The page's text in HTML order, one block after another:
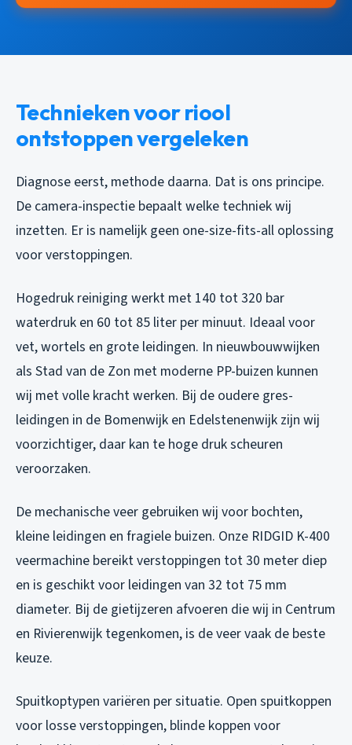
Technieken voor riool
ontstoppen vergeleken
Diagnose eerst, methode daarna. Dat is ons principe.
De camera-inspectie bepaalt welke techniek wij
inzetten. Er is namelijk geen one-size-fits-all oplossing
voor verstoppingen.
Hogedruk reiniging werkt met 140 tot 320 bar
waterdruk en 60 tot 85 liter per minuut. Ideaal voor
vet, wortels en grote leidingen. In nieuwbouwwijken
als Stad van de Zon met moderne PP-buizen kunnen
wij met volle kracht werken. Bij de oudere gres-
leidingen in de Bomenwijk en Edelstenenwijk zijn wij
voorzichtiger, daar kan te hoge druk scheuren
veroorzaken.
De mechanische veer gebruiken wij voor bochten,
kleine leidingen en fragiele buizen. Onze RIDGID K-400
veermachine bereikt verstoppingen tot 30 meter diep
en is geschikt voor leidingen van 32 tot 75 mm
diameter. Bij de gietijzeren afvoeren die wij in Centrum
en Rivierenwijk tegenkomen, is de veer vaak de beste
keuze.
Spuitkoptypen variëren per situatie. Open spuitkoppen
voor losse verstoppingen, blinde koppen voor